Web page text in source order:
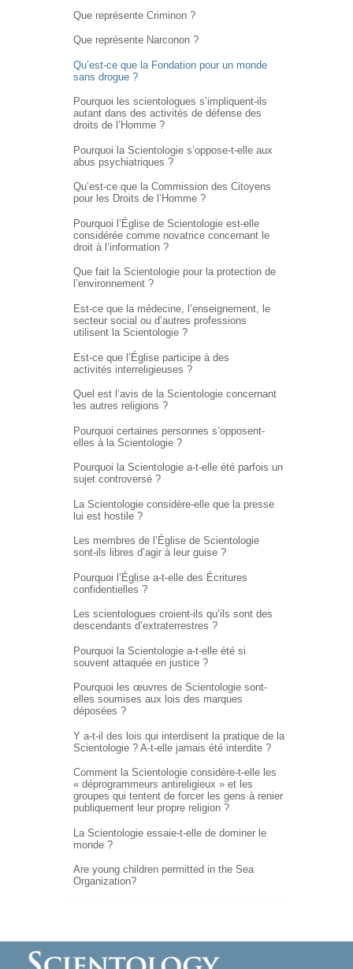
Que représente Criminon ?
Que représente Narconon ?
Qu’est-ce que la Fondation pour un monde
sans drogue ?
Pourquoi les scientologues s’impliquent-ils
autant dans des activités de défense des
droits de l’Homme ?
Pourquoi la Scientologie s’oppose-t-elle aux
abus psychiatriques ?
Qu’est-ce que la Commission des Citoyens
pour les Droits de l’Homme ?
Pourquoi l’Église de Scientologie est-elle
considérée comme novatrice concernant le
droit à l’information ?
Que fait la Scientologie pour la protection de
l’environnement ?
Est-ce que la médecine, l’enseignement, le
secteur social ou d’autres professions
utilisent la Scientologie ?
Est-ce que l’Église participe à des
activités interreligieuses ?
Quel est l’avis de la Scientologie concernant
les autres religions ?
Pourquoi certaines personnes s’opposent-
elles à la Scientologie ?
Pourquoi la Scientologie a-t-elle été parfois un
sujet controversé ?
La Scientologie considère-elle que la presse
lui est hostile ?
Les membres de l’Église de Scientologie
sont-ils libres d’agir à leur guise ?
Pourquoi l’Église a-t-elledes Écritures
confidentielles ?
Les scientologues croient-ils qu’ils sont des
descendants d’extraterrestres ?
Pourquoi la Scientologie a-t-elle été si
souvent attaquée en justice ?
Pourquoi les œuvres de Scientologie sont-
elles soumises aux lois des marques
déposées ?
Y a-t-il des lois qui interdisent la pratique de la
Scientologie ? A-t-ellejamais été interdite ?
Comment la Scientologie considère-t-elleles
« déprogrammeurs antireligieux » et les
groupes qui tentent de forcer les gens à renier
publiquement leur propre religion ?
La Scientologie essaie-t-elle de dominer le
monde ?
Are young children permitted in the Sea
Organization?